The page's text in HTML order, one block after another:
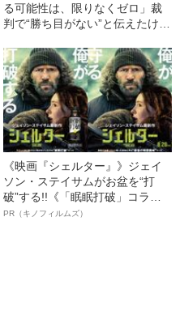
る可能性は、限りなくゼロ」裁
判で“勝ち目がない”と伝えたけれ
幸三を説得できなかった「長男
の葛藤」
《映画『シェルター』》ジェイ
ソン・ステイサムがお盆を“打
破”する!!《「眠眠打破」コラ
ボ》
PR（キノフィルムズ）